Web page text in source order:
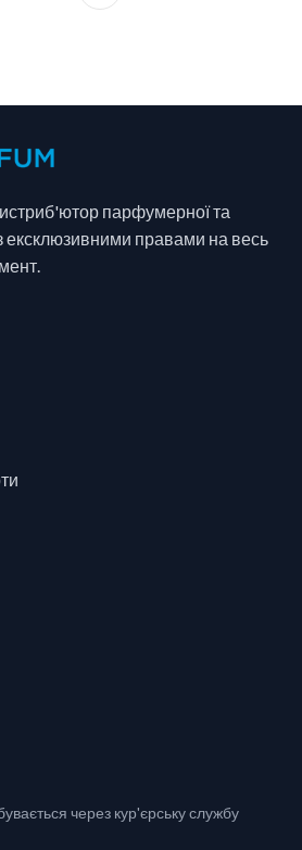
парфумерної та
з ексклюзивними правами на весь
через кур'єрську службу